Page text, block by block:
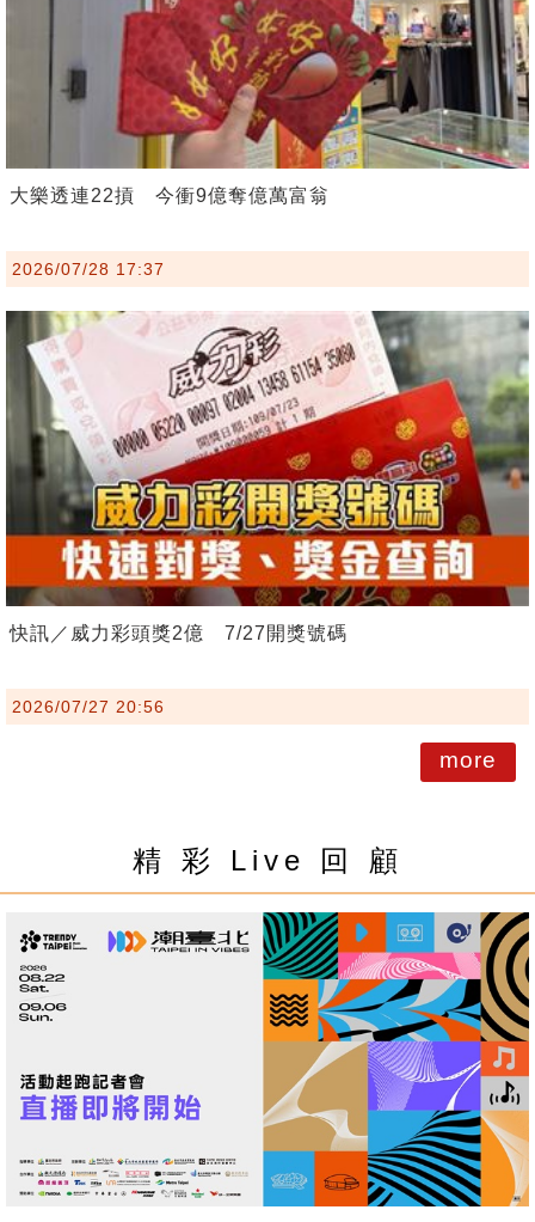
大樂透連22摃 今衝9億奪億萬富翁
2026/07/28 17:37
快訊／威力彩頭獎2億 7/27開獎號碼
2026/07/27 20:56
more
精 彩 Live 回 顧